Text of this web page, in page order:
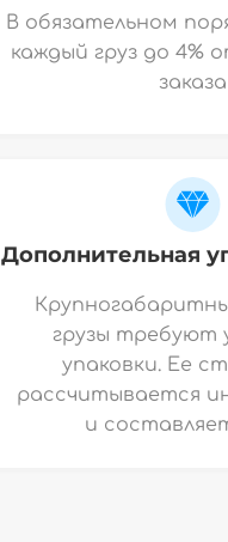
В обязательном
каждый груз до 4%
заказа
Дополнительная
грузы требуют
упаковки. Ее
рассчитывается
и